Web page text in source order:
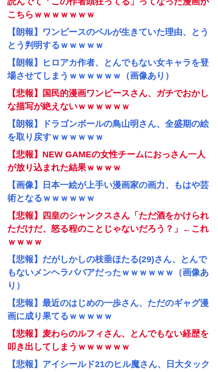
こちらｗｗｗｗｗｗｗ
【朗報】ワンピースのペルが生きていた理由、とう
とう判明するｗｗｗｗｗ
【朗報】ヒロアカ作者、とんでもない女キャラを登
場させてしまうｗｗｗｗｗｗ（画像あり）
【悲報】国民的漫画ワンピースさん、ガチでおかし
な描写が絶えないｗｗｗｗｗｗ
【朗報】ドラゴンボールの鳥山明さん、全盛期の絵
を取り戻すｗｗｗｗｗｗ
【悲報】NEW GAMEの女性チームにおっさん一人
が放り込まれた結果ｗｗｗｗ
【画像】日本一絵が上手い漫画家の画力、もはや芸
術となるｗｗｗｗｗｗ
【悲報】四皇のシャンクスさん「ただ酒をかけられ
ただけだ、怒る程のことじゃないだろう？」←これ
ｗｗｗｗ
【悲報】だがしかしの枝垂ほたる(29)さん、とんで
もないメンヘラババアだったｗｗｗｗｗｗ（画像あ
り）
【悲報】最近のはじめの一歩さん、ただのギャグ漫
画に成り果てるｗｗｗｗｗ
【悲報】麦わらのルフィさん、とんでもない経歴を
叩き出してしまうｗｗｗｗｗｗ
【悲報】アイシールド21のヒル魔さん、日大タック